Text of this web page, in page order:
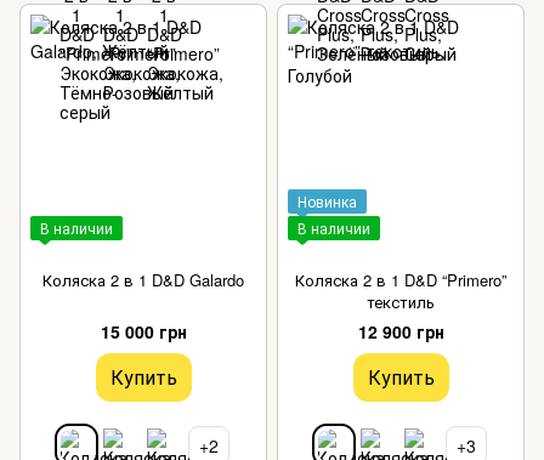
В наличии
Коляска 2 в 1 D&D Galardo
15 000 грн
Купить
+2
Новинка
В наличии
Коляска 2 в 1 D&D “Primero”
текстиль
12 900 грн
Купить
+3